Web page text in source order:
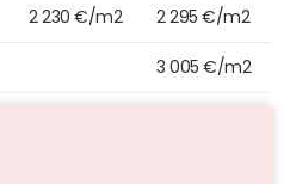
2 230 €/m2 2 295 €/m2
3 005 €/m2